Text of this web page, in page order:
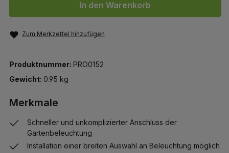
In den Warenkorb
Zum Merkzettel hinzufügen
Produktnummer: PRO0152
Gewicht: 0.95 kg
Merkmale
Schneller und unkomplizierter Anschluss der
Gartenbeleuchtung
Installation einer breiten Auswahl an Beleuchtung möglich